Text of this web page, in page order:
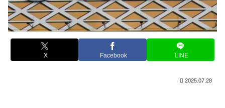
X Facebook LINE
2025.07.28